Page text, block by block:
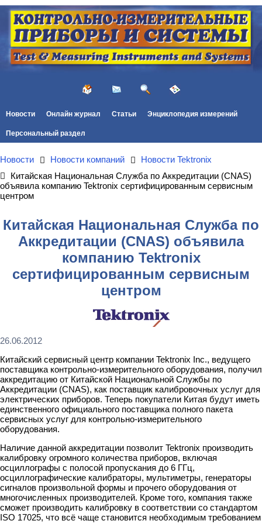
Новости Онлайн журнал Статьи Энциклопедия измерений
Персональный раздел
Новости Новости компаний
Новости Tektronix
Китайская Национальная Служба по Аккредитации (CNAS)
объявила компанию Tektronix сертифицированным сервисным
центром
Китайская Национальная Служба по
Аккредитации (CNAS) объявила
компанию Tektronix
сертифицированным сервисным
центром
26.06.2012
Китайский сервисный центр компании Tektronix Inc., ведущего
поставщика контрольно-измерительного оборудования, получил
аккредитацию от Китайской Национальной Службы по
Аккредитации (CNAS), как поставщик калибровочных услуг для
электрических приборов. Теперь покупатели Китая будут иметь
единственного официального поставщика полного пакета
сервисных услуг для контрольно-измерительного
оборудования.
Наличие данной аккредитации позволит Tektronix производить
калибровку огромного количества приборов, включая
осциллографы с полосой пропускания до 6 ГГц,
осциллографические калибраторы, мультиметры, генераторы
сигналов произвольной формы и прочего оборудования от
многочисленных производителей. Кроме того, компания также
сможет производить калибровку в соответствии со стандартом
ISO 17025, что всё чаще становится необходимым требованием